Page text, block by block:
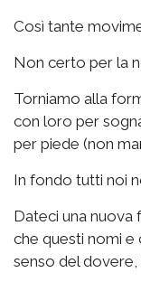
Così tante
Non certo per la
Torniamo alla
con loro per
per piede (non
In fondo tutti noi
Dateci una nuova
che questi nomi
senso del dovere,